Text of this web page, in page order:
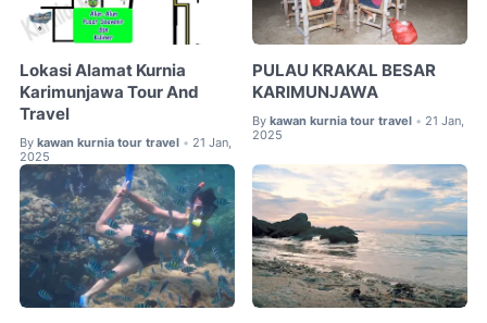
Lokasi Alamat Kurnia
Karimunjawa Tour And
Travel
By kawan kurnia tour travel • 21 Jan,
2025
PULAU KRAKAL BESAR
KARIMUNJAWA
By kawan kurnia tour travel • 21 Jan,
2025